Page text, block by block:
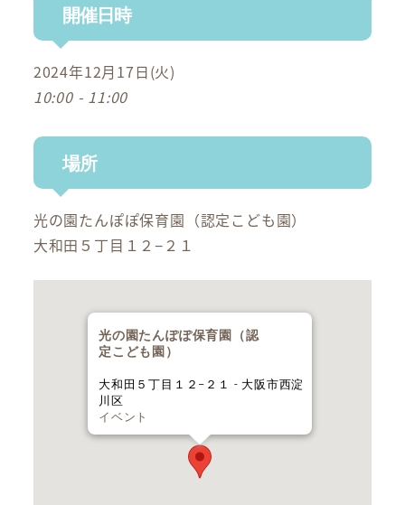
開催日時
2024年12月17日(火)
10:00 - 11:00
場所
光の園たんぽぽ保育園（認定こども園）
大和田５丁目１２−２１
光の園たんぽぽ保育園（認
定こども園）
大和田５丁目１２−２１ - 大阪市西淀
川区
イベント